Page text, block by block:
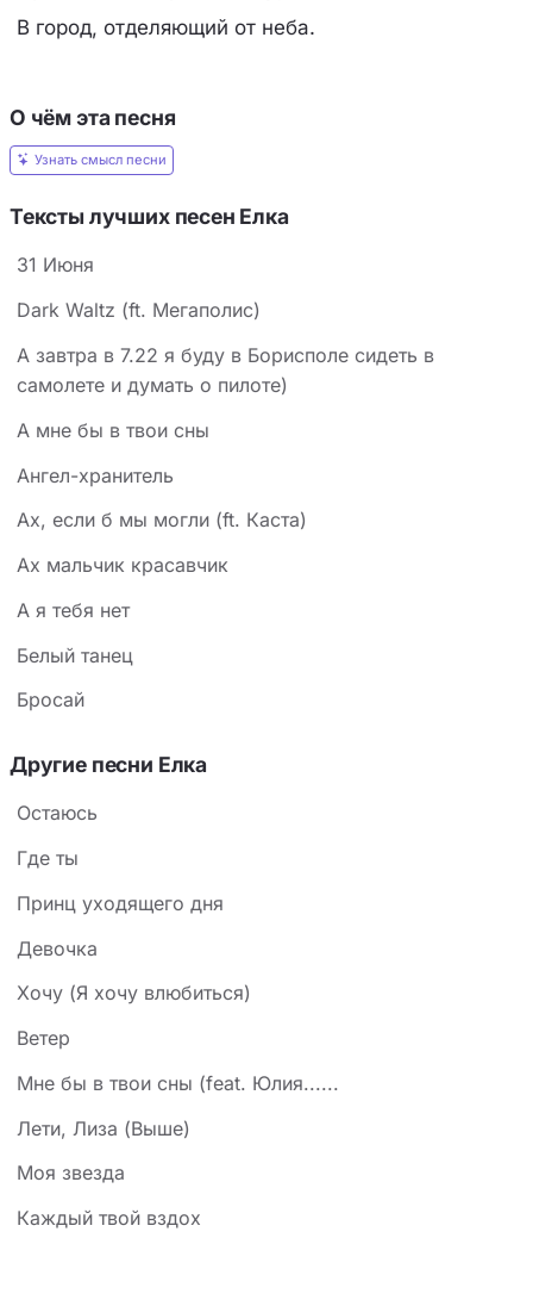
В город, отделяющий от неба.
О чём эта песня
Узнать смысл песни
Тексты лучших песен Елка
31 Июня
Dark Waltz (ft. Мегаполис)
А завтра в 7.22 я буду в Борисполе сидеть в
самолете и думать о пилоте)
А мне бы в твои сны
Ангел-хранитель
Ах, если б мы могли (ft. Каста)
Ах мальчик красавчик
А я тебя нет
Белый танец
Бросай
Другие песни Елка
Остаюсь
Где ты
Принц уходящего дня
Девочка
Хочу (Я хочу влюбиться)
Ветер
Мне бы в твои сны (feat. Юлия......
Лети, Лиза (Выше)
Моя звезда
Каждый твой вздох